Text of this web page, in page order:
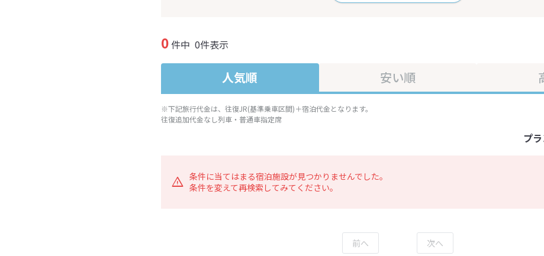
0件中 0件表示
人気順 安い順
※下記旅行代金は、往復JR(基準乗車区間)＋宿泊代金となります。
往復追加代金なし列車・普通車指定席
プ
条件に当てはまる宿泊施設が見つかりませんでした。
条件を変えて再検索してみてください。